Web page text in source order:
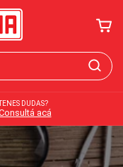
DUDAS?
acá